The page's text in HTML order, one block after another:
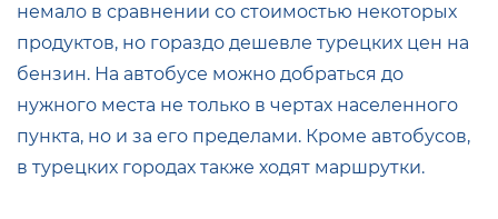
немало в сравнении со стоимостью некоторых
продуктов, но гораздо дешевле турецких цен на
бензин. На автобусе можно добраться до
нужного места не только в чертах населенного
пункта, но и за его пределами. Кроме автобусов,
в турецких городах также ходят маршрутки.